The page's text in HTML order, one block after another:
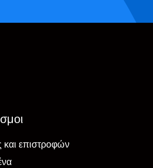
και επιστροφών